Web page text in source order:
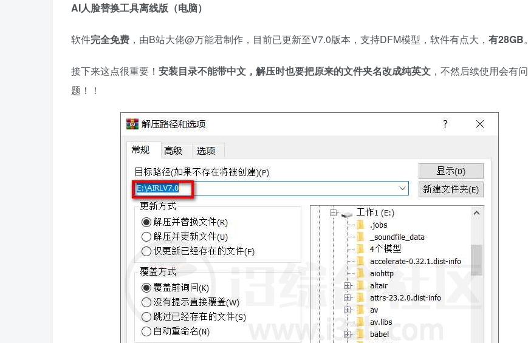
AI人脸替换工具离线版（电脑）
软件完全免费 ，由B站大佬@万能君制作，目前已更新至V7.0版本，支持DFM模型，软件有点大， 有28GB。
接下来这点很重要！ 安装目录不能带中文，解压时也要把原来的文件夹名改成纯英文 ，不然后续使用会有问
题！！